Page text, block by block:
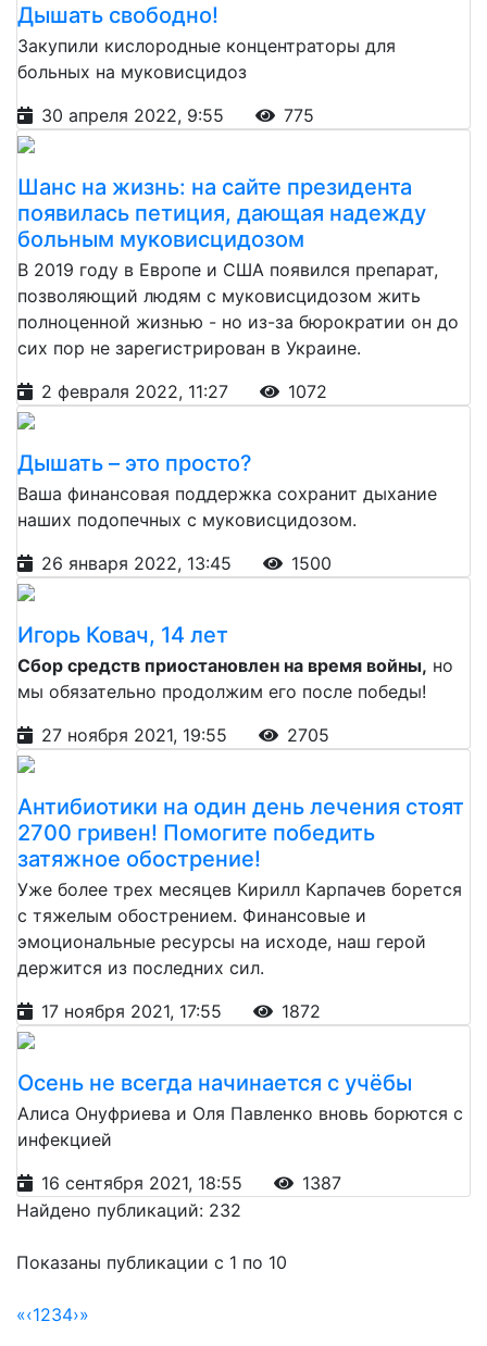
Дышать свободно!
Закупили кислородные концентраторы для
больных на муковисцидоз
30 апреля 2022, 9:55
775
Шанс на жизнь: на сайте президента
появилась петиция, дающая надежду
больным муковисцидозом
В 2019 году в Европе и США появился препарат,
позволяющий людям с муковисцидозом жить
полноценной жизнью - но из-за бюрократии он до
сих пор не зарегистрирован в Украине.
2 февраля 2022, 11:27
1072
Дышать – это просто?
Ваша финансовая поддержка сохранит дыхание
наших подопечных с муковисцидозом.
26 января 2022, 13:45
1500
Игорь Ковач, 14 лет
Сбор средств приостановлен на время войны, но
мы обязательно продолжим его после победы!
27 ноября 2021, 19:55
2705
Антибиотики на один день лечения стоят
2700 гривен! Помогите победить
затяжное обострение!
Уже более трех месяцев Кирилл Карпачев борется
с тяжелым обострением. Финансовые и
эмоциональные ресурсы на исходе, наш герой
держится из последних сил.
17 ноября 2021, 17:55
1872
Осень не всегда начинается с учёбы
Алиса Онуфриева и Оля Павленко вновь борются с
инфекцией
16 сентября 2021, 18:55
1387
Найдено публикаций: 232
Показаны публикации с 1 по 10
«‹1234›»